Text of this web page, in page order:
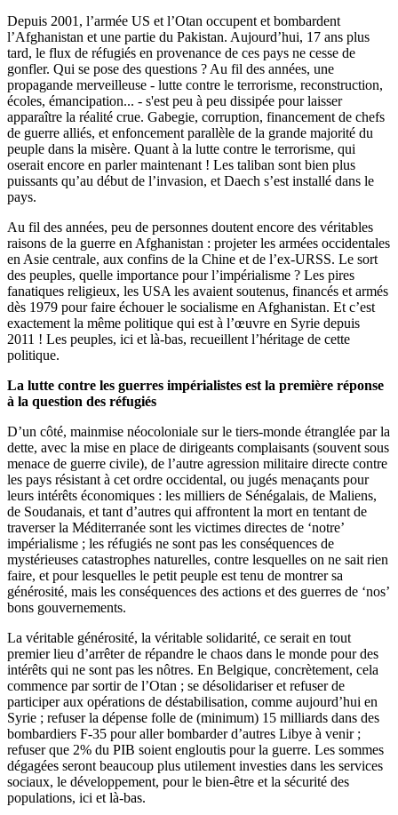
Depuis 2001, l’armée US et l’Otan occupent et bombardent
l’Afghanistan et une partie du Pakistan. Aujourd’hui, 17 ans plus
tard, le flux de réfugiés en provenance de ces pays ne cesse de
gonfler. Qui se pose des questions ? Au fil des années, une
propagande merveilleuse - lutte contre le terrorisme, reconstruction,
écoles, émancipation... - s'est peu à peu dissipée pour laisser
apparaître la réalité crue. Gabegie, corruption, financement de chefs
de guerre alliés, et enfoncement parallèle de la grande majorité du
peuple dans la misère. Quant à la lutte contre le terrorisme, qui
oserait encore en parler maintenant ! Les taliban sont bien plus
puissants qu’au début de l’invasion, et Daech s’est installé dans le
pays.
Au fil des années, peu de personnes doutent encore des véritables
raisons de la guerre en Afghanistan : projeter les armées occidentales
en Asie centrale, aux confins de la Chine et de l’ex-URSS. Le sort
des peuples, quelle importance pour l’impérialisme ? Les pires
fanatiques religieux, les USA les avaient soutenus, financés et armés
dès 1979 pour faire échouer le socialisme en Afghanistan. Et c’est
exactement la même politique qui est à l’œuvre en Syrie depuis
2011 ! Les peuples, ici et là-bas, recueillent l’héritage de cette
politique.
La lutte contre les guerres impérialistes est la première réponse
à la question des réfugiés
D’un côté, mainmise néocoloniale sur le tiers-monde étranglée par la
dette, avec la mise en place de dirigeants complaisants (souvent sous
menace de guerre civile), de l’autre agression militaire directe contre
les pays résistant à cet ordre occidental, ou jugés menaçants pour
leurs intérêts économiques : les milliers de Sénégalais, de Maliens,
de Soudanais, et tant d’autres qui affrontent la mort en tentant de
traverser la Méditerranée sont les victimes directes de ‘notre’
impérialisme ; les réfugiés ne sont pas les conséquences de
mystérieuses catastrophes naturelles, contre lesquelles on ne sait rien
faire, et pour lesquelles le petit peuple est tenu de montrer sa
générosité, mais les conséquences des actions et des guerres de ‘nos’
bons gouvernements.
La véritable générosité, la véritable solidarité, ce serait en tout
premier lieu d’arrêter de répandre le chaos dans le monde pour des
intérêts qui ne sont pas les nôtres. En Belgique, concrètement, cela
commence par sortir de l’Otan ; se désolidariser et refuser de
participer aux opérations de déstabilisation, comme aujourd’hui en
Syrie ; refuser la dépense folle de (minimum) 15 milliards dans des
bombardiers F-35 pour aller bombarder d’autres Libye à venir ;
refuser que 2% du PIB soient engloutis pour la guerre. Les sommes
dégagées seront beaucoup plus utilement investies dans les services
sociaux, le développement, pour le bien-être et la sécurité des
populations, ici et là-bas.